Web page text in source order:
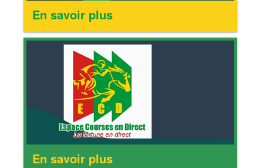
En savoir plus
En savoir plus